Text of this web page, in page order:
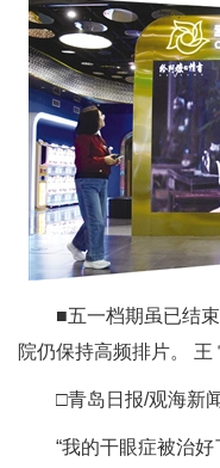
■五一档期虽已结
院仍保持高频排片。 王
□青岛日报/观海新
“我的干眼症被治好